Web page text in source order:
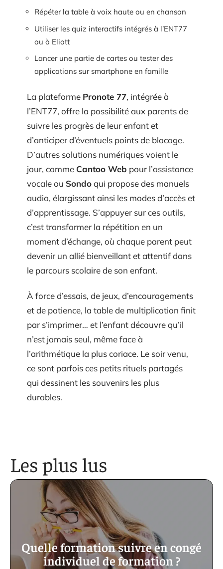
Répéter la table à voix haute ou en chanson
Utiliser les quiz interactifs intégrés à l’ENT77
ou à Eliott
Lancer une partie de cartes ou tester des
applications sur smartphone en famille
La plateforme Pronote 77, intégrée à
l’ENT77, offre la possibilité aux parents de
suivre les progrès de leur enfant et
d’anticiper d’éventuels points de blocage.
D’autres solutions numériques voient le
jour, comme Cantoo Web pour l’assistance
vocale ou Sondoqui propose des manuels
audio, élargissant ainsi les modes d’accès et
d’apprentissage. S’appuyer sur ces outils,
c’est transformer la répétition en un
moment d’échange, où chaque parent peut
devenir un allié bienveillant et attentif dans
le parcours scolaire de son enfant.
À force d’essais, de jeux, d’encouragements
et de patience, la table de multiplication finit
par s’imprimer… et l’enfant découvre qu’il
n’est jamais seul, même face à
l’arithmétique la plus coriace. Le soir venu,
ce sont parfois ces petits rituels partagés
qui dessinent les souvenirs les plus
durables.
Les plus lus
Quelle formation suivre en congé
individuel de formation ?